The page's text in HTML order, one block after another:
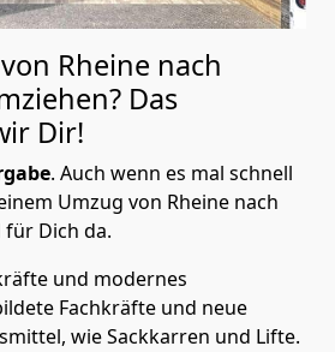
Rheine nach
Das
Dir!
. Auch wenn es mal schnell
Umzug von Rheine nach
Dich da.
und modernes
Fachkräfte und neue
wie Sackkarren und Lifte.